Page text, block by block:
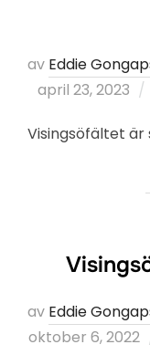
av Eddie
Publicerat
april 23, 2023
Visingsöfältet är
av Eddie
Publicerat
oktober 6, 2022